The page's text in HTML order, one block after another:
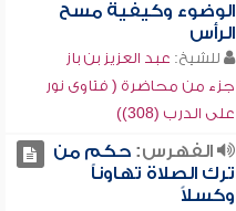
الوضوء وكيفية مسح
الرأس
للشيخ: عبد العزيز بن باز
جزء من محاضرة ( فتاوى نور
على الدرب (308))
الفهرس:حكم من
ترك الصلاة تهاوناً
وكسلاً